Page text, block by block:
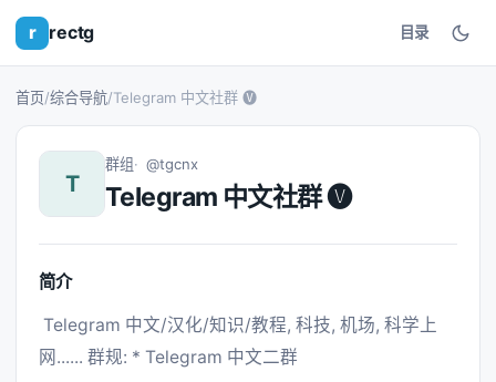
r rectg 目录
首页/综合导航/Telegram 中文社群 🅥
T
群组 @tgcnx
Telegram 中文社群 🅥
简介
网...... 群规: * Telegram 中文二群